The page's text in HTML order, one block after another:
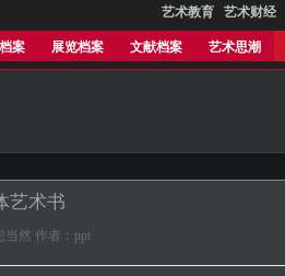
艺术教育 艺术财经
案 展览档案 文献档案 艺术思潮
艺术书
当然 作者：ppt